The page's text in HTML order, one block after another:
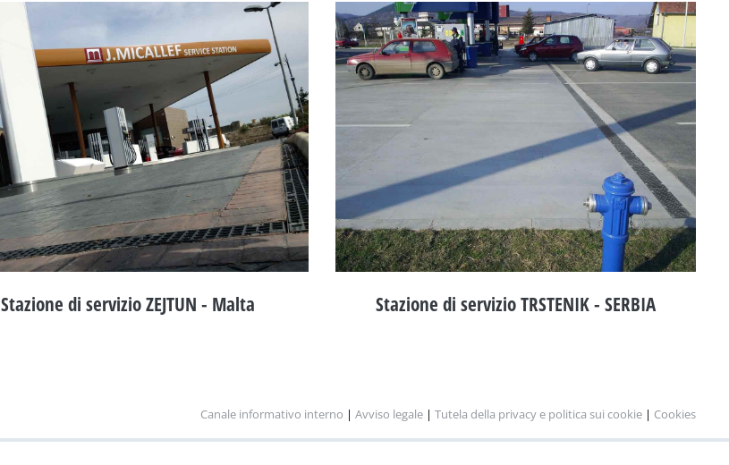
Stazione di servizio ZEJTUN - Malta Stazione di servizio TRSTENIK - SERBIA
Canale informativo interno | Avviso legale | Tutela della privacy e politica sui cookie | Cookies